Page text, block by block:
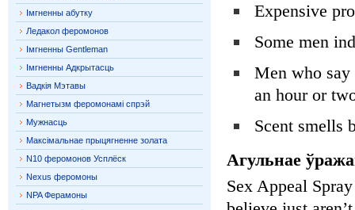
Expensive
Some men
Men who
an hour or
Scent smells
Агульнае
Sex Appeal
Імгненны абутку
Ледакол феромонов
Імгненны Gentleman
Імгненны Адкрытасць
Вадкія Мэтавы
Магнетызм феромонамі спрэй
Мужнасць
Максімальнае прыцягненне золата
N10 феромонов Усплёск
Nexus феромоны
NPA Ферамоны